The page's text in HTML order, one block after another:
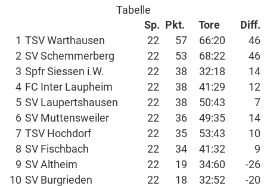
Tabelle
Sp.
Pkt. Tore
Diff.
1 TSV Warthausen 22 57 66:20
46
2 SV Schemmerberg 22 53 68:22
46
3 Spfr Siessen i.W. 22 38 32:18
14
4 FC Inter Laupheim 22 38 41:29
12
5 SV Laupertshausen 22 38 50:43
7
6 SV Muttensweiler 22 36 49:35
14
7 TSV Hochdorf 22 35 53:43
10
8 SV Fischbach 22 34 41:32
9
9 SV Altheim 22 19 34:60
-26
10 SV Burgrieden 22 18 32:52 -20